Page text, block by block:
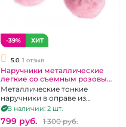
-39% ХИТ
5.0 1 отзыв
Наручники металлические
легкие со съемным розовым
мехом
Металлические тонкие
наручники в оправе из
искусственного меха
розового цвета
В наличии: 2 шт.
799 pуб. 1 300 pуб.